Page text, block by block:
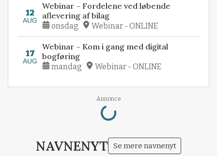
12
AUG
Webinar – Fordelene ved løbende
aflevering af bilag
onsdag Webinar - ONLINE
17
AUG
Webinar – Kom i gang med digital
bogføring
mandag Webinar - ONLINE
Annonce
Loading...
NAVNENYT Se mere navnenyt